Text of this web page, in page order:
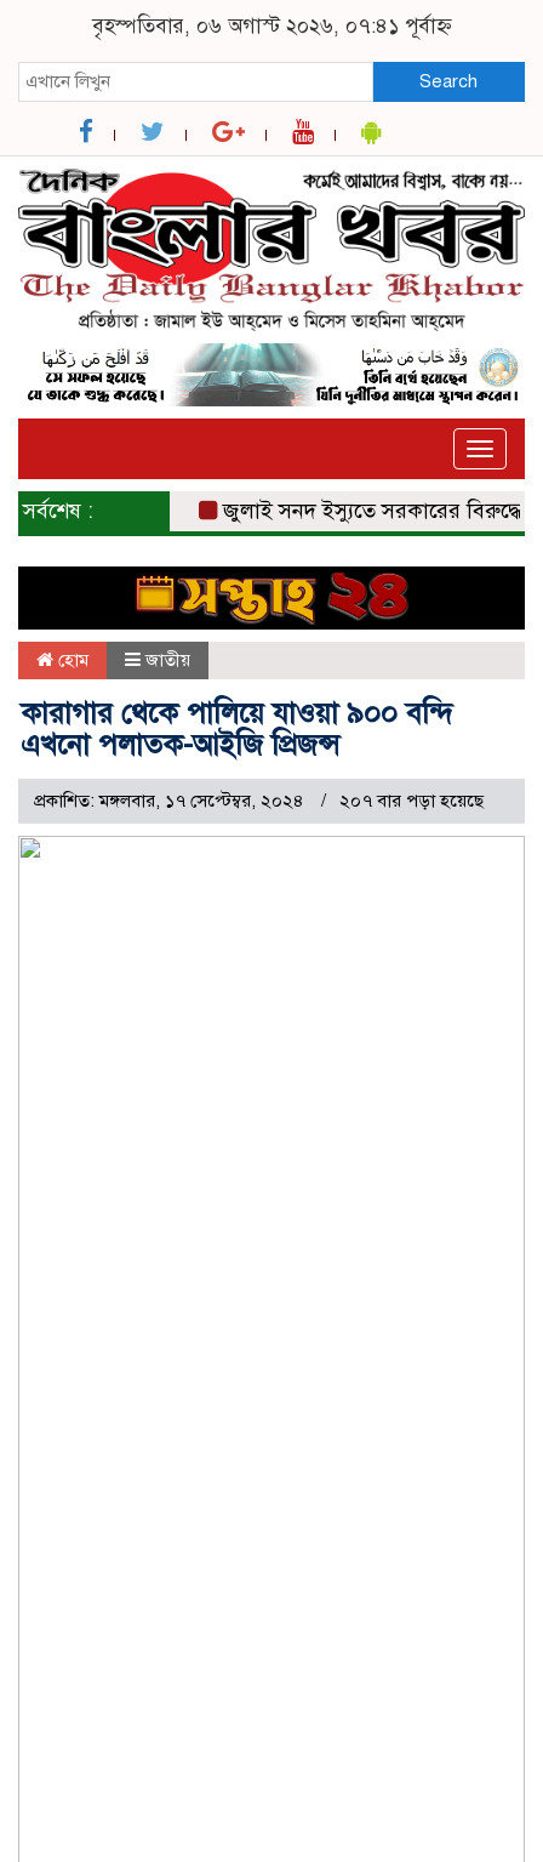
বৃহস্পতিবার, ০৬ অগাস্ট ২০২৬, ০৭:৪১ পূর্বাহ্ন
Search
Toggle
সর্বশেষ : জুলাই সনদ ইস্যুতে সরকারের বিরুদ্ধে
হোম জাতীয়
কারাগার থেকে পালিয়ে যাওয়া ৯০০ বন্দি
এখনো পলাতক-আইজি প্রিজন্স
প্রকাশিত: মঙ্গলবার, ১৭ সেপ্টেম্বর, ২০২৪ ২০৭ বার পড়া হয়েছে